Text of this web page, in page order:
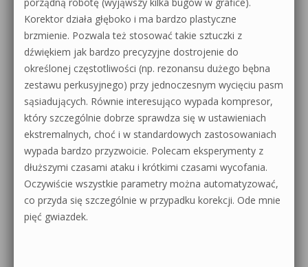
Korektor działa głęboko i ma bardzo plastyczne
brzmienie. Pozwala też stosować takie sztuczki z
dźwiękiem jak bardzo precyzyjne dostrojenie do
określonej częstotliwości (np. rezonansu dużego bębna
zestawu perkusyjnego) przy jednoczesnym wycięciu pasm
sąsiadujących. Równie interesująco wypada kompresor,
który szczególnie dobrze sprawdza się w ustawieniach
ekstremalnych, choć i w standardowych zastosowaniach
wypada bardzo przyzwoicie. Polecam eksperymenty z
dłuższymi czasami ataku i krótkimi czasami wycofania.
Oczywiście wszystkie parametry można automatyzować,
co przyda się szczególnie w przypadku korekcji. Ode mnie
pięć gwiazdek.